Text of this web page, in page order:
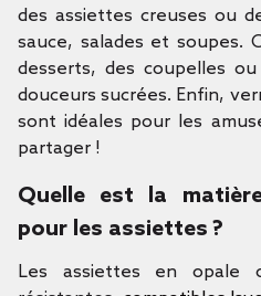
des assiettes creuses ou
sauce, salades et soupes.
desserts, des coupelles
douceurs sucrées. Enfin,
sont idéales pour les
partager !
Quelle est la
pour les assiettes ?
Les assiettes en